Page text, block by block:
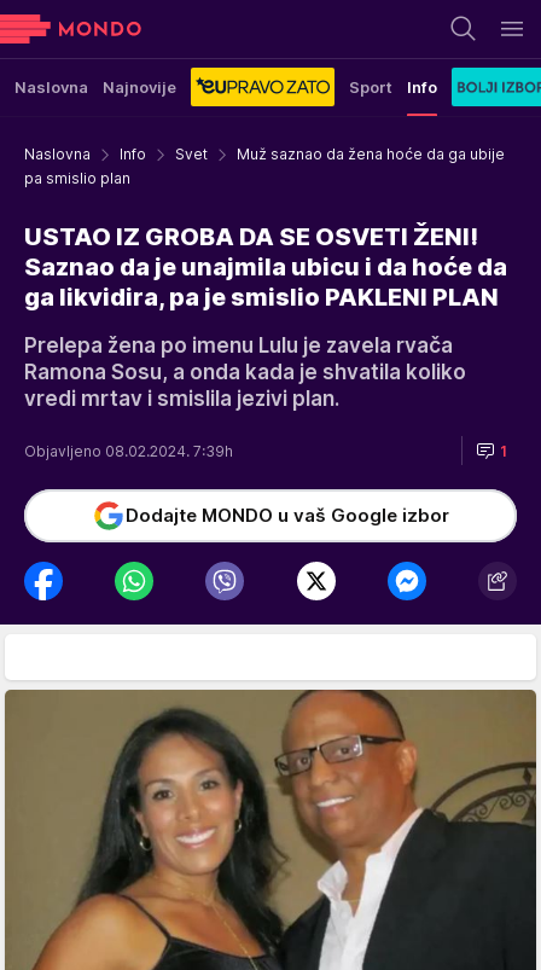
Naslovna Najnovije Sport Info
Naslovna Info Svet
Muž saznao da žena hoće da ga ubije
pa smislio plan
USTAO IZ GROBA DA SE OSVETI ŽENI!
Saznao da je unajmila ubicu i da hoće da
ga likvidira, pa je smislio PAKLENI PLAN
Prelepa žena po imenu Lulu je zavela rvača
Ramona Sosu, a onda kada je shvatila koliko
vredi mrtav i smislila jezivi plan.
Objavljeno 08.02.2024. 7:39h 1
Dodajte MONDO u vaš Google izbor